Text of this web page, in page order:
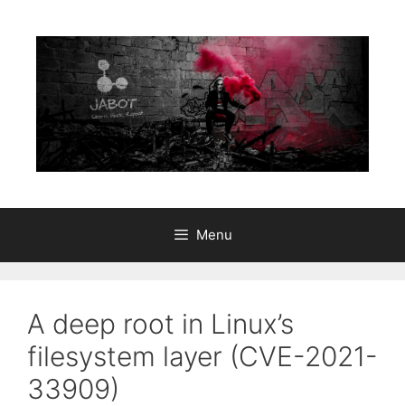
Menu
A deep root in Linux’s
filesystem layer (CVE-2021-
33909)